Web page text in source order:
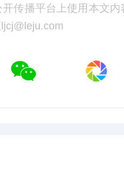
传播平台上使用本文